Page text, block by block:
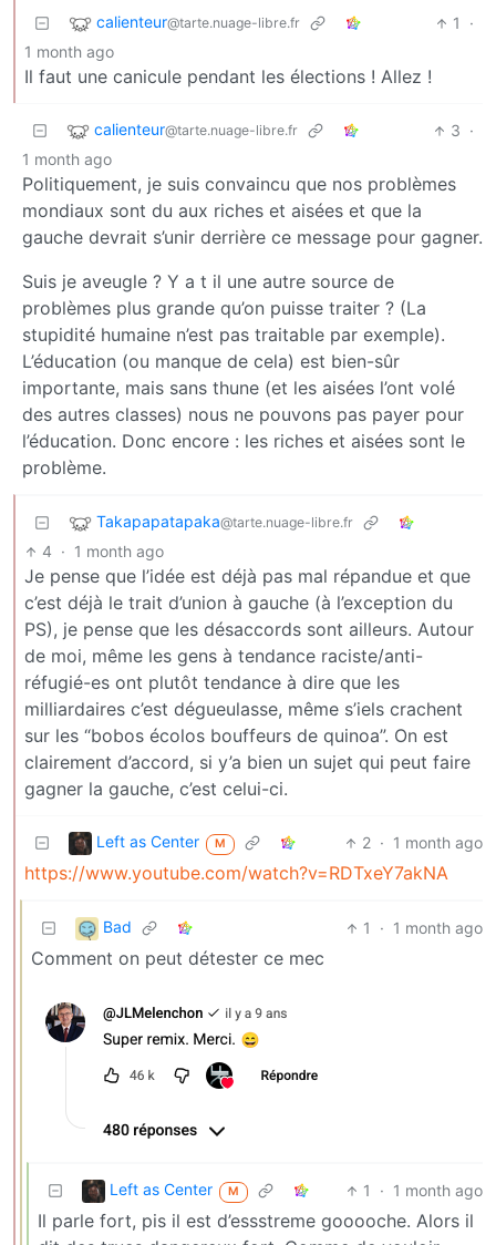
calienteur@tarte.nuage-libre.fr 1
·
1 month ago
Il faut une canicule pendant les élections ! Allez !
calienteur@tarte.nuage-libre.fr 3 ·
1 month ago
Politiquement, je suis convaincu que nos problèmes
mondiaux sont du aux riches et aisées et que la
gauche devrait s’unir derrière ce message pour gagner.
Suis je aveugle ? Y a t il une autre source de
problèmes plus grande qu’on puisse traiter ? (La
stupidité humaine n’est pas traitable par exemple).
L’éducation (ou manque de cela) est bien-sûr
importante, mais sans thune (et les aisées l’ont volé
des autres classes) nous ne pouvons pas payer pour
l’éducation. Donc encore : les riches et aisées sont le
problème.
Takapapatapaka@tarte.nuage-libre.fr
4 · 1 month ago
Je pense que l’idée est déjà pas mal répandue et que
c’est déjà le trait d’union à gauche (à l’exception du
PS), je pense que les désaccords sont ailleurs. Autour
de moi, même les gens à tendance raciste/anti-
réfugié-es ont plutôt tendance à dire que les
milliardaires c’est dégueulasse, même s’iels crachent
sur les “bobos écolos bouffeurs de quinoa”. On est
clairement d’accord, si y’a bien un sujet qui peut faire
gagner la gauche, c’est celui-ci.
Left as Center M 2 · 1 month ago
https://www.youtube.com/watch?v=RDTxeY7akNA
Bad 1 · 1 month ago
Comment on peut détester ce mec
Left as Center M 1 · 1 month ago
Il parle fort, pis il est d’essstreme gooooche. Alors il